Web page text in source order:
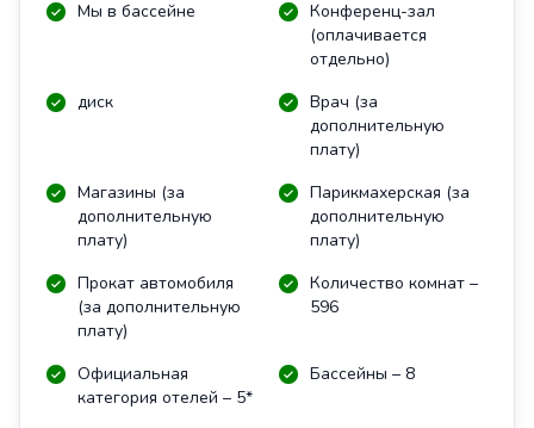
Мы в бассейне
Конференц-зал
(оплачивается
отдельно)
диск
Врач (за
дополнительную
плату)
Магазины (за
дополнительную
плату)
Парикмахерская (за
дополнительную
плату)
Прокат автомобиля
(за дополнительную
плату)
Количество комнат –
596
Официальная
категория отелей – 5*
Бассейны – 8